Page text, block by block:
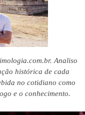
Analiso
histórica de cada
no cotidiano como
e o conhecimento.